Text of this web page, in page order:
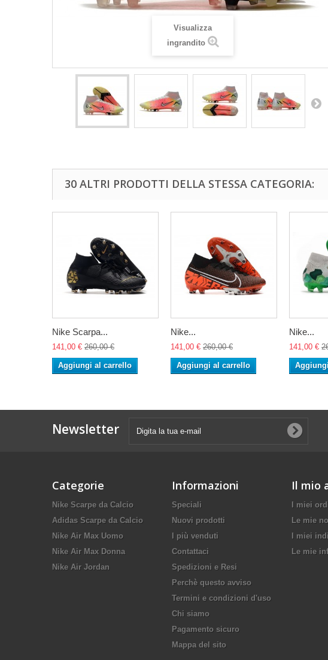
Visualizza
ingrandito
30 ALTRI PRODOTTI DELLA STESSA CATEGORIA:
Nike Scarpa...
141,00 € 260,00 €
Aggiungi al carrello
Nike...
141,00 € 260,00 €
Aggiungi al carrello
Nike...
141,00 €
Newsletter
Categorie
Nike Scarpe da Calcio
Adidas Scarpe da Calcio
Nike Air Max Uomo
Nike Air Max Donna
Nike Air Jordan
Informazioni
Speciali
Nuovi prodotti
I più venduti
Contattaci
Spedizioni e Resi
Perchè questo avviso
Termini e condizioni d'uso
Chi siamo
Pagamento sicuro
Mappa del sito
Il mio
I miei
Le mie
I miei
Le mie